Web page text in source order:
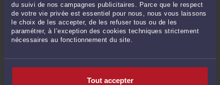
du suivi de nos campagnes publicitaires. Parce que le respect
de votre vie privée est essentiel pour nous, nous vous laissons
le choix de les accepter, de les refuser tous ou de les
paramétrer, à l’exception des cookies techniques strictement
nécessaires au fonctionnement du site.
Tout accepter
Bail commercial et fonds de commerce
Bail d'habitation
Copropriété
Exploitation des sols, déchets et énergies renouvelables